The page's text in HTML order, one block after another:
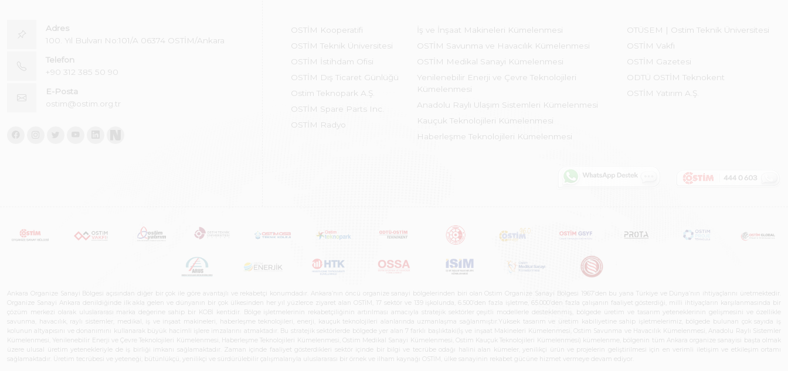
Adres
100. Yıl Bulvarı No:101/A 06374 OSTİM/Ankara
Telefon
+90 312 385 50 90
E-Posta
ostim@ostim.org.tr
OSTİM Kooperatifi
OSTİM Teknik Üniversitesi
OSTİM İstihdam Ofisi
OSTİM Dış Ticaret Günlüğü
Ostim Teknopark A.Ş.
OSTİM Spare Parts Inc.
OSTİM Radyo
İş ve İnşaat Makineleri Kümelenmesi
OSTİM Savunma ve Havacılık Kümelenmesi
OSTİM Medikal Sanayi Kümelenmesi
Yenilenebilir Enerji ve Çevre Teknolojileri
Kümelenmesi
Anadolu Raylı Ulaşım Sistemleri Kümelenmesi
Kauçuk Teknolojileri Kümelenmesi
Haberleşme Teknolojileri Kümelenmesi
OTÜSEM | Ostim Teknik Üniversitesi
OSTİM Vakfı
OSTİM Gazetesi
ODTÜ OSTİM Teknokent
OSTİM Yatırım A.Ş.
Ankara Organize Sanayi Bölgesi açısından diğer bir çok ile göre avantajlı ve rekabetçi konumdadır. Ankara’nın öncü organize sanayi bölgelerinden biri olan Ostim Organize Sanayi Bölgesi 1967’den bu yana Türkiye ve Dünya’nın ihtiyaçlarını üretmektedir.
Organize Sanayi Ankara denildiğinde ilk akla gelen ve dünyanın bir çok ülkesinden her yıl yüzlerce ziyaret alan OSTİM, 17 sektör ve 139 işkolunda, 6.500’den fazla işletme, 65.000’den fazla çalışanın faaliyet gösterdiği, milli ihtiyaçların karşılanmasında bir
çözüm merkezi olarak uluslararası marka değerine sahip bir KOBİ kentidir. Bölge işletmelerinin rekabetçiliğinin artırılması amacıyla stratejik sektörler çeşitli modellerle desteklenmiş, bölgede üretim ve tasarım yeteneklerinin gelişmesini ve özellikle
savunma, havacılık, raylı sistemler, medikal, iş ve inşaat makineleri, haberleşme teknolojileri, enerji, kauçuk teknolojileri alanlarında uzmanlaşma sağlanmıştır.Yüksek tasarım ve üretim kabiliyetine sahip işletmelerimiz, bölgede bulunan çok sayıda iş
kolunun altyapısını ve donanımını kullanarak büyük hacimli işlere imzalarını atmaktadır. Bu stratejik sektörlerde bölgede yer alan 7 farklı başlıktaki(İş ve inşaat Makineleri Kümelenmesi, Ostim Savunma ve Havacılık Kümelenmesi, Anadolu Raylı Sistemler
Kümelenmesi, Yenilenebilir Enerji ve Çevre Teknolojileri Kümelenmesi, Haberleşme Teknolojileri Kümelenmesi, Ostim Medikal Sanayi Kümelenmesi, Ostim Kauçuk Teknolojileri Kümelenmesi) kümelenme, bölgenin tüm Ankara organize sanayisi başta olmak
üzere ulusal üretim yetenekleriyle de iş birliği imkanı sağlamaktadır. Zaman içinde faaliyet gösterdikleri sektör içinde bir bilgi ve tecrübe odağı halini alan kümeler, yenilikçi ürün ve projelerin geliştirilmesi için en verimli iletişim ve etkileşim ortamı
sağlamaktadır. Üretim tecrübesi ve yeteneği; bütünlükçü, yenilikçi ve sürdürülebilir çalışmalarıyla uluslararası bir örnek ve ilham kaynağı OSTİM, ülke sanayinin rekabet gücüne hizmet vermeye devam ediyor.